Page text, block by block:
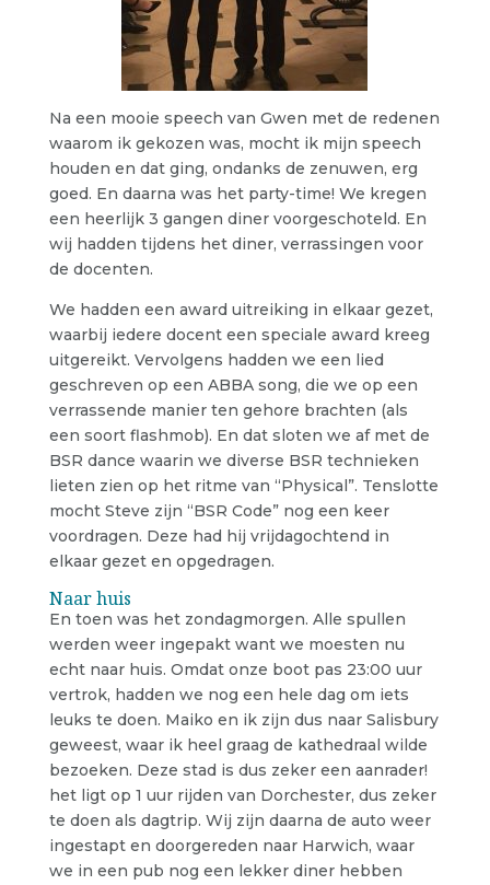
Na een mooie speech van Gwen met de redenen
waarom ik gekozen was, mocht ik mijn speech
houden en dat ging, ondanks de zenuwen, erg
goed. En daarna was het party-time! We kregen
een heerlijk 3 gangen diner voorgeschoteld. En
wij hadden tijdens het diner, verrassingen voor
de docenten.
We hadden een award uitreiking in elkaar gezet,
waarbij iedere docent een speciale award kreeg
uitgereikt. Vervolgens hadden we een lied
geschreven op een ABBA song, die we op een
verrassende manier ten gehore brachten (als
een soort flashmob). En dat sloten we af met de
BSR dance waarin we diverse BSR technieken
lieten zien op het ritme van “Physical”. Tenslotte
mocht Steve zijn “BSR Code” nog een keer
voordragen. Deze had hij vrijdagochtend in
elkaar gezet en opgedragen.
Naar huis
En toen was het zondagmorgen. Alle spullen
werden weer ingepakt want we moesten nu
echt naar huis. Omdat onze boot pas 23:00 uur
vertrok, hadden we nog een hele dag om iets
leuks te doen. Maiko en ik zijn dus naar Salisbury
geweest, waar ik heel graag de kathedraal wilde
bezoeken. Deze stad is dus zeker een aanrader!
het ligt op 1 uur rijden van Dorchester, dus zeker
te doen als dagtrip. Wij zijn daarna de auto weer
ingestapt en doorgereden naar Harwich, waar
we in een pub nog een lekker diner hebben